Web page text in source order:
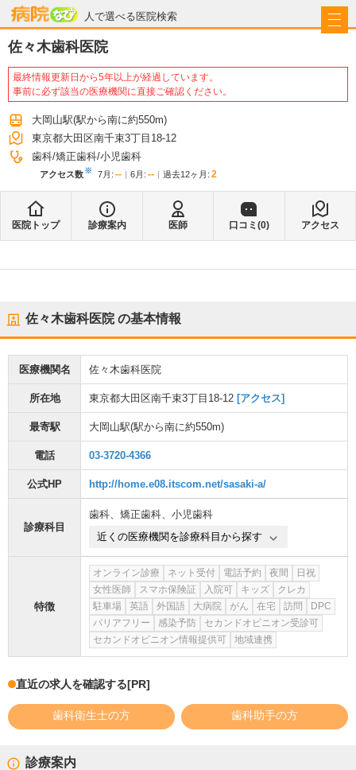
人で選べる医院検索
病院なび
佐々木歯科医院
最終情報更新日から5年以上が経過しています。
事前に必ず該当の医療機関に直接ご確認ください。
大岡山駅(駅から南に約550m)
東京都大田区南千束3丁目18-12
歯科 矯正歯科 小児歯科
アクセス数※ 7月 : -- 6月 : -- 過去12ヶ月: 2
医院トップ 診療案内 医師 口コミ(0) アクセス
佐々木歯科医院の基本情報
医療機関名 佐々木歯科医院
所在地 東京都大田区南千束3丁目18-12 [アクセス]
最寄駅 大岡山駅(駅から南に約550m)
電話 03-3720-4366
公式HP http://home.e08.itscom.net/sasaki-a/
診療科目
歯科、 矯正歯科、 小児歯科
近くの医療機関を診療科目から探す
特徴
オンライン診療 ネット受付 電話予約 夜間
日祝
女性医師
スマホ保険証 入院可 キッズ
クレカ
駐車場
英語 外国語 大病院 がん 在宅 訪問
DPC
バリアフリー
感染予防
セカンドオピニオン受診可
セカンドオピニオン情報提供可
地域連携
直近の求人を確認する[PR]
歯科衛生士の方 歯科助手の方
診療案内